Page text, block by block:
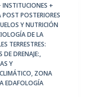
INSTITUCIONES +
POSTERIORES
Y NUTRICIÓN
DE LA
TERRESTRES:
DE DRENAJE:,
Y
, ZONA
EDAFOLOGÍA